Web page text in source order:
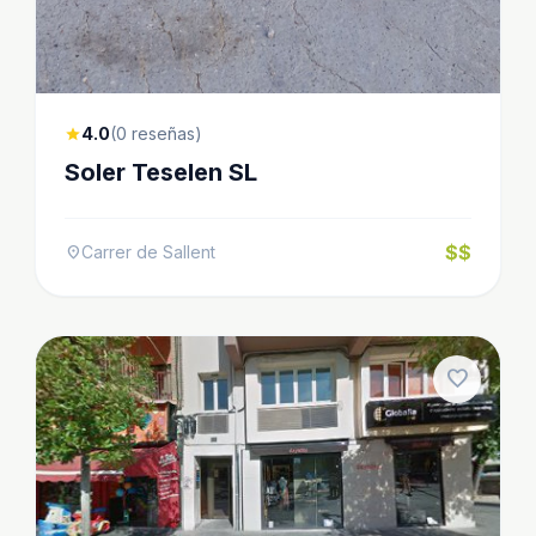
star4.0(0 reseñas)
Soler Teselen SL
location_onCarrer de Sallent $$
favorite